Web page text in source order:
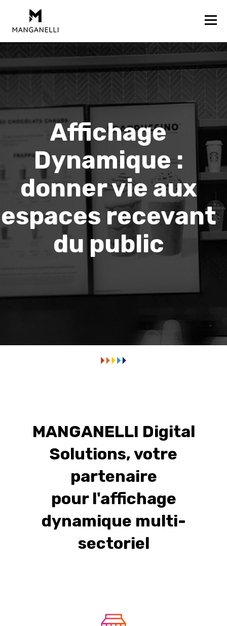
Affichage
Dynamique :
donner vie aux
espaces recevant
du public
MANGANELLI Digital
Solutions, votre
partenaire
pour l'affichage
dynamique multi-
sectoriel